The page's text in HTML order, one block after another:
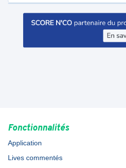
Fonctionnalités
Application
Lives commentés